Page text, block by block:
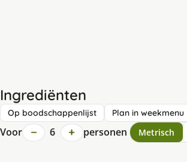
Ingrediënten
Op boodschappenlijst Plan in weekmenu
Voor − 6 + personen Metrisch